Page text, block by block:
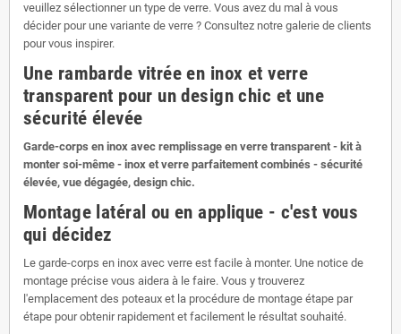
veuillez sélectionner un type de verre. Vous avez du mal à vous
décider pour une variante de verre ? Consultez notre galerie de clients
pour vous inspirer.
Une rambarde vitrée en inox et verre
transparent pour un design chic et une
sécurité élevée
Garde-corps en inox avec remplissage en verre transparent - kit à
monter soi-même - inox et verre parfaitement combinés - sécurité
élevée, vue dégagée, design chic.
Montage latéral ou en applique - c'est vous
qui décidez
Le garde-corps en inox avec verre est facile à monter. Une notice de
montage précise vous aidera à le faire. Vous y trouverez
l'emplacement des poteaux et la procédure de montage étape par
étape pour obtenir rapidement et facilement le résultat souhaité.